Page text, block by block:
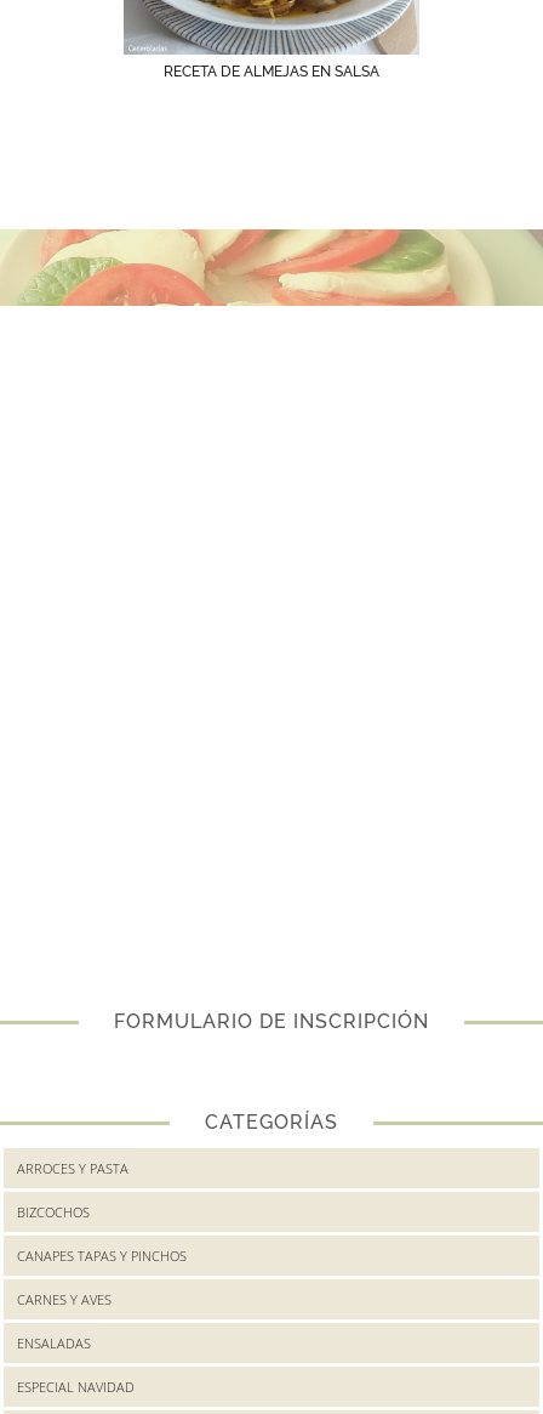
RECETA DE ALMEJAS EN SALSA
FORMULARIO DE INSCRIPCIÓN
CATEGORÍAS
ARROCES Y PASTA
BIZCOCHOS
CANAPES TAPAS Y PINCHOS
CARNES Y AVES
ENSALADAS
ESPECIAL NAVIDAD